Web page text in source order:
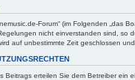
Forum“ (im Folgenden „das
nicht einverstanden sind, so
auf unbestimmte Zeit geschlossen
Beitrags erteilen Sie dem Betreiber ein